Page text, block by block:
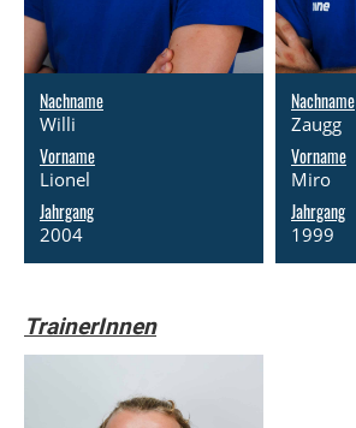
Nachname
Willi
Vorname
Lionel
Jahrgang
2004
Nachname
Zaugg
Vorname
Miro
Jahrgang
1999
TrainerInnen